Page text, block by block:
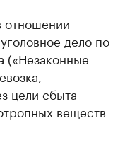
отношении
дело по
(«Незаконные
цели сбыта
веществ